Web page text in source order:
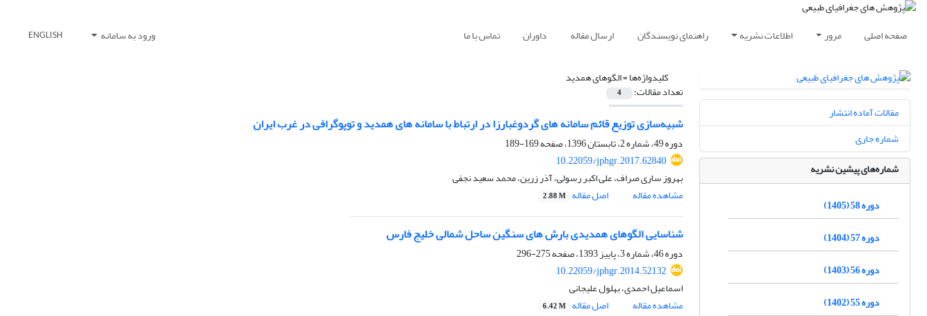
صفحه اصلی مرور اطلاعات نشریه راهنمای نویسندگان ارسال مقاله داوران تماس با ما ورود به سامانه ENGLISH
کلیدواژه‌ها =الگوهای همدید
تعداد مقالات: 4
شبیه‌سازی توزیع قائم سامانه ‏های گردوغبارزا در ارتباط با سامانه ‏های همدید و توپوگرافی در غرب ایران
دوره 49، شماره 2، تابستان 1396، صفحه
169-189
10.22059/jphgr.2017.62840
بهروز ساری صراف، علی اکبر رسولی، آذر زرین، محمد سعید نجفی
مشاهده مقاله
اصل مقاله 2.88 M
شناسایی الگوهای همدیدی بارش های سنگین ساحل شمالی خلیج فارس
دوره 46، شماره 3، پاییز 1393، صفحه
275-296
10.22059/jphgr.2014.52132
اسماعیل احمدی، بهلول علیجانی
مشاهده مقاله
اصل مقاله 6.42 M
مقالات آماده انتشار
شماره جاری
شماره‌های پیشین نشریه
دوره 58 (1405)
دوره 57 (1404)
دوره 56 (1403)
دوره 55 (1402)